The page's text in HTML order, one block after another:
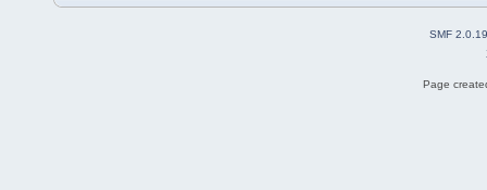
SMF 2.0.19
Page